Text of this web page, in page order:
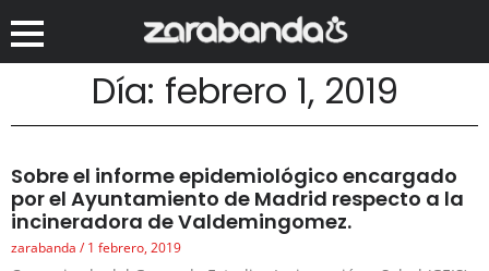
Día: febrero 1, 2019
Sobre el informe epidemiológico encargado
por el Ayuntamiento de Madrid respecto a la
incineradora de Valdemingomez.
zarabanda 1 febrero, 2019